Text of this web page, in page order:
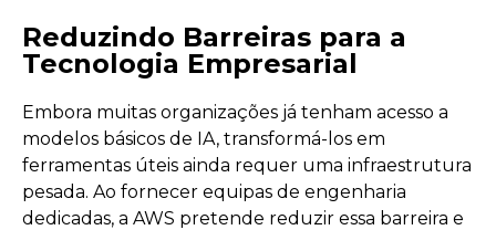
Reduzindo Barreiras para a
Tecnologia Empresarial
Embora muitas organizações já tenham acesso a
modelos básicos de IA, transformá-los em
ferramentas úteis ainda requer uma infraestrutura
pesada. Ao fornecer equipas de engenharia
dedicadas, a AWS pretende reduzir essa barreira e